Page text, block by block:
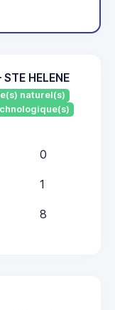
HELENE
naturel(s)
0
1
8